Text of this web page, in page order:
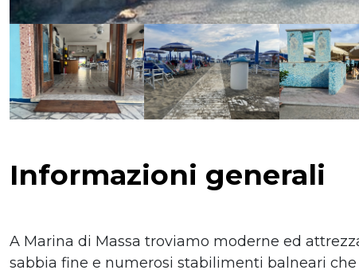
Informazioni generali
A Marina di Massa troviamo moderne ed
sabbia fine e numerosi stabilimenti balneari